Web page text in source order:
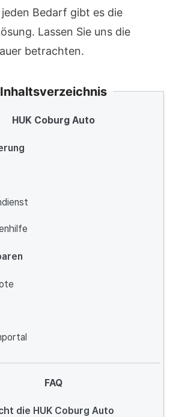
Bedarf gibt es die
Lassen Sie uns die
betrachten.
Inhaltsverzeichnis
HUK Coburg Auto
FAQ
die HUK Coburg Auto